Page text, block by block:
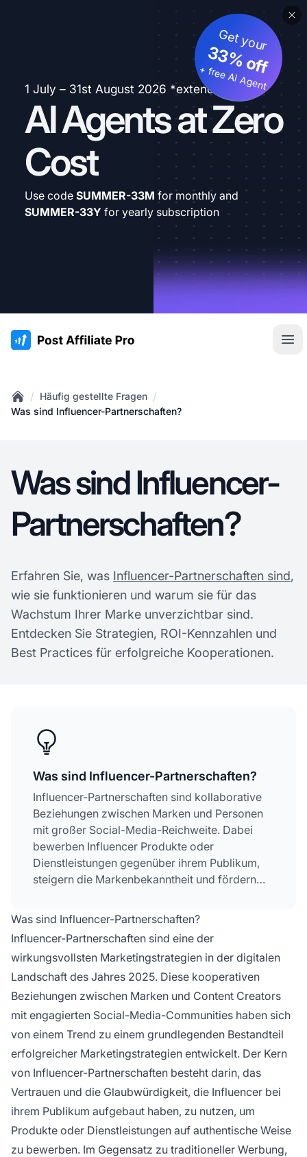
1 July – 31st August 2026 *extended
AI Agents at Zero
Cost
Get your
33% off
+ free AI Agent
Use code SUMMER-33M for monthly and
SUMMER-33Y for yearly subscription
:site.title
Home
/ Häufig gestellte Fragen /
Was sind Influencer-Partnerschaften?
Was sind Influencer-
Partnerschaften?
Erfahren Sie, was Influencer-Partnerschaften sind,
wie sie funktionieren und warum sie für das
Wachstum Ihrer Marke unverzichtbar sind.
Entdecken Sie Strategien, ROI-Kennzahlen und
Best Practices für erfolgreiche Kooperationen.
Was sind Influencer-Partnerschaften?
Influencer-Partnerschaften sind kollaborative
Beziehungen zwischen Marken und Personen
mit großer Social-Media-Reichweite. Dabei
bewerben Influencer Produkte oder
Dienstleistungen gegenüber ihrem Publikum,
steigern die Markenbekanntheit und fördern
Was sind Influencer-Partnerschaften?
Influencer-Partnerschaften sind eine der
wirkungsvollsten Marketingstrategien in der digitalen
Landschaft des Jahres 2025. Diese kooperativen
Beziehungen zwischen Marken und Content Creators
mit engagierten Social-Media-Communities haben sich
von einem Trend zu einem grundlegenden Bestandteil
erfolgreicher Marketingstrategien entwickelt. Der Kern
von Influencer-Partnerschaften besteht darin, das
Vertrauen und die Glaubwürdigkeit, die Influencer bei
ihrem Publikum aufgebaut haben, zu nutzen, um
Produkte oder Dienstleistungen auf authentische Weise
zu bewerben. Im Gegensatz zu traditioneller Werbung,